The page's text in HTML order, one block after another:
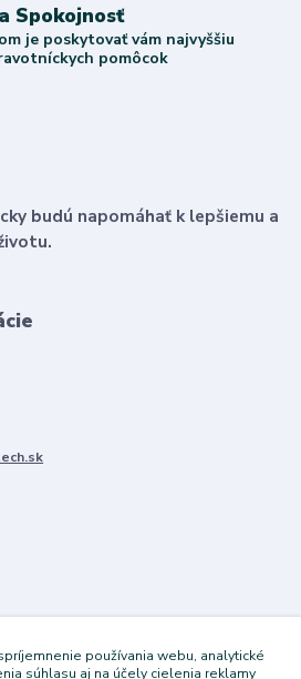
Spokojnosť
je poskytovať vám najvyššiu
pomôcok
budú napomáhať k lepšiemu a
používania webu, analytické
súhlasu aj na účely cielenia reklamy